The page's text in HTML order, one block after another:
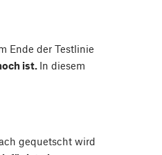
Ende der Testlinie
ist. In diesem
gequetscht wird